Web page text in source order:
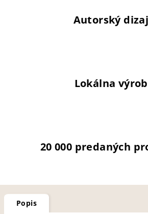
Autorský
Lokálna
20 000 predaných
Popis